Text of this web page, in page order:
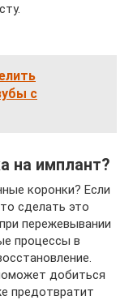
с
на имплант?
коронки? Если
сделать это
пережевывании
процессы в
добиться
предотвратит